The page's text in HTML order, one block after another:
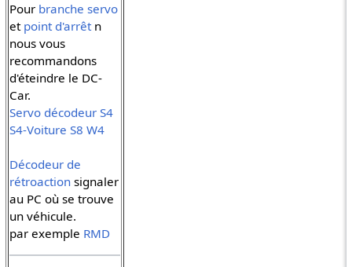
Pour branche servo
et point d'arrêtn
nous vous
recommandons
d'éteindre le DC-
Car.
Servo décodeur S4
S4-Voiture S8 W4
Décodeur de
rétroactionsignaler
au PC où se trouve
un véhicule.
par exemple RMD